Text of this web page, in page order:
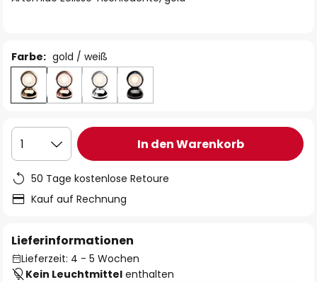
Farbe: gold / weiß
1 In den Warenkorb
50 Tage kostenlose Retoure
Kauf auf Rechnung
Lieferinformationen
Lieferzeit: 4 - 5 Wochen
Kein Leuchtmittel enthalten